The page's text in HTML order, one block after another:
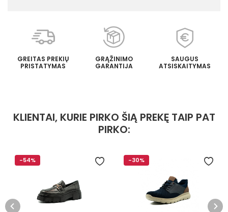
GREITAS PREKIŲ
PRISTATYMAS
GRĄŽINIMO
GARANTIJA
SAUGUS
ATSISKAITYMAS
KLIENTAI, KURIE PIRKO ŠIĄ PREKĘ TAIP PAT
PIRKO:
-54% -30%